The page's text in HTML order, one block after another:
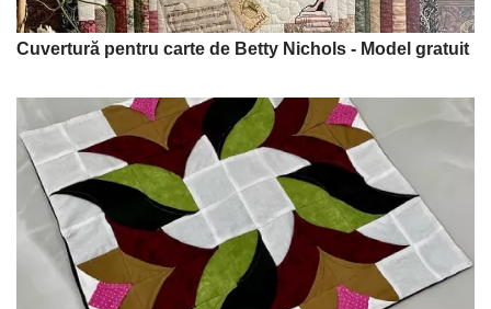
Cuvertură pentru carte de Betty Nichols - Model gratuit